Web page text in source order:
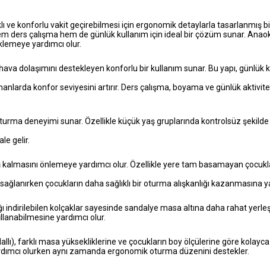
ve konforlu vakit geçirebilmesi için ergonomik detaylarla tasarlanmış
çalışma hem de günlük kullanım için ideal bir çözüm sunar.
yardımcı olur.
dolaşımını destekleyen konforlu bir kullanım sunar. Bu yapı, günlük
konfor seviyesini artırır. Ders çalışma, boyama ve günlük
deneyimi sunar. Özellikle küçük yaş gruplarında kontrolsüz
gelir.
önlemeye yardımcı olur. Özellikle yere tam basamayan
çocukların daha sağlıklı bir oturma alışkanlığı kazanmasına
indirilebilen kolçaklar sayesinde sandalye masa altına daha rahat
yardımcı olur.
farklı masa yüksekliklerine ve çocukların boy ölçülerine göre
olurken aynı zamanda ergonomik oturma düzenini destekler.